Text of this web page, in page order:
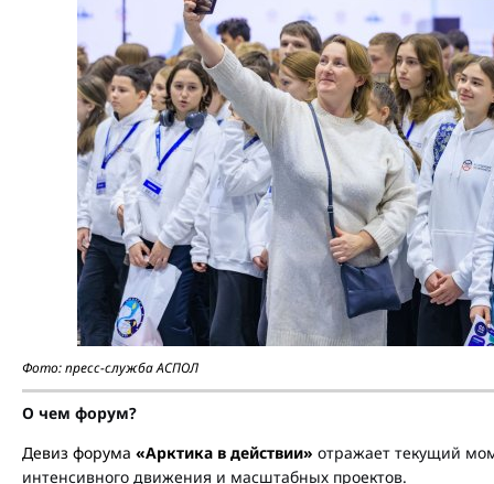
Фото: пресс-служба АСПОЛ
О чем форум?
Девиз форума «Арктика в действии» отражает текущий
интенсивного движения и масштабных проектов.